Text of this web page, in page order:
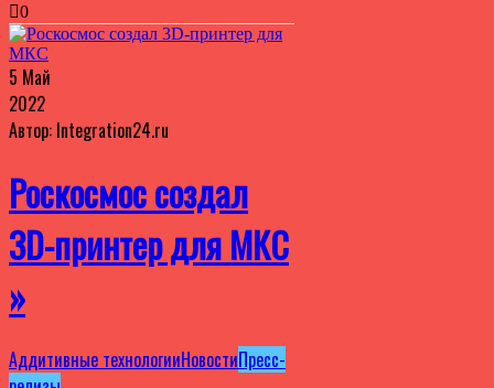
0
5 Май
2022
Автор: Integration24.ru
Роскосмос создал
3D-принтер для МКС
»
Аддитивные технологииНовостиПресс-